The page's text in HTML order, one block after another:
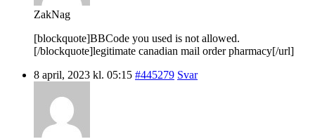
ZakNag
[blockquote]BBCode you used is not allowed.
[/blockquote]legitimate canadian mail order pharmacy[/url]
8 april, 2023 kl. 05:15 #445279 Svar